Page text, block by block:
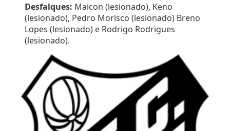
Desfalques: Maicon (lesionado), Keno
(lesionado), Pedro Morisco (lesionado) Breno
Lopes (lesionado) e Rodrigo Rodrigues
(lesionado).